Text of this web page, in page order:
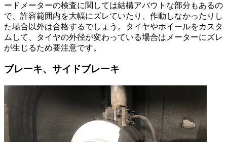
ードメーターの検査に関しては結構アバウトな部分もあるの
で、許容範囲内を大幅にズレていたり、作動しなかったりし
た場合以外は合格するでしょう。タイヤやホイールをカスタ
ムして、タイヤの外径が変わっている場合はメーターにズレ
が生じるため要注意です。
ブレーキ、サイドブレーキ